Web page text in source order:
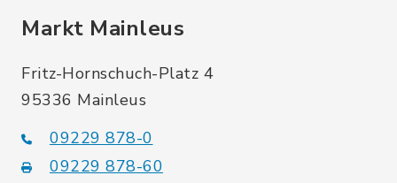
Markt Mainleus
Fritz-Hornschuch-Platz 4
95336 Mainleus
09229 878-0
09229 878-60